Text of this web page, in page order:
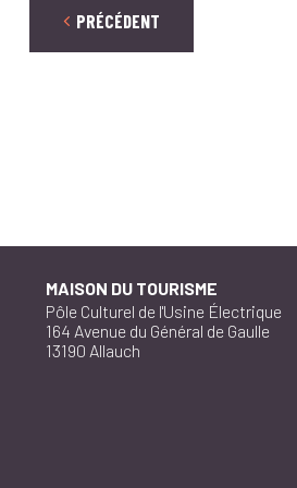
PRÉCÉDENT
MAISON DU TOURISME
Pôle Culturel de l'Usine Électrique
164 Avenue du Général de Gaulle
13190 Allauch